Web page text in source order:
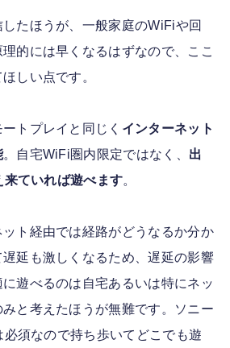
たほうが、一般家庭のWiFiや回
的には早くなるはずなので、ここ
しい点です。
トプレイと同じく インターネット
。自宅WiFi圏内限定ではなく、 出
ていれば遊べます。
ト経由では経路がどうなるか分か
延も激しくなるため、遅延の影響
遊べるのは自宅あるいは特にネッ
みと考えたほうが無難です。ソニー
須なので持ち歩いてどこでも遊